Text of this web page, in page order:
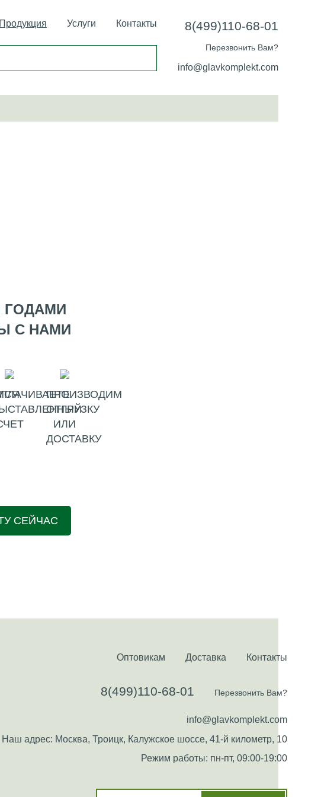
Продукция Услуги Контакты 8(499)110-68-01
Перезвонить Вам?
info@glavkomplekt.com
ГОДАМИ
С НАМИ
ПРОИЗВОДИМ
ОТГРУЗКУ
ИЛИ
ДОСТАВКУ
СЕЙЧАС
Оптовикам Доставка Контакты
8(499)110-68-01 Перезвонить Вам?
info@glavkomplekt.com
Наш адрес: Москва, Троицк, Калужское шоссе, 41-й километр, 10
Режим работы: пн-пт, 09:00-19:00